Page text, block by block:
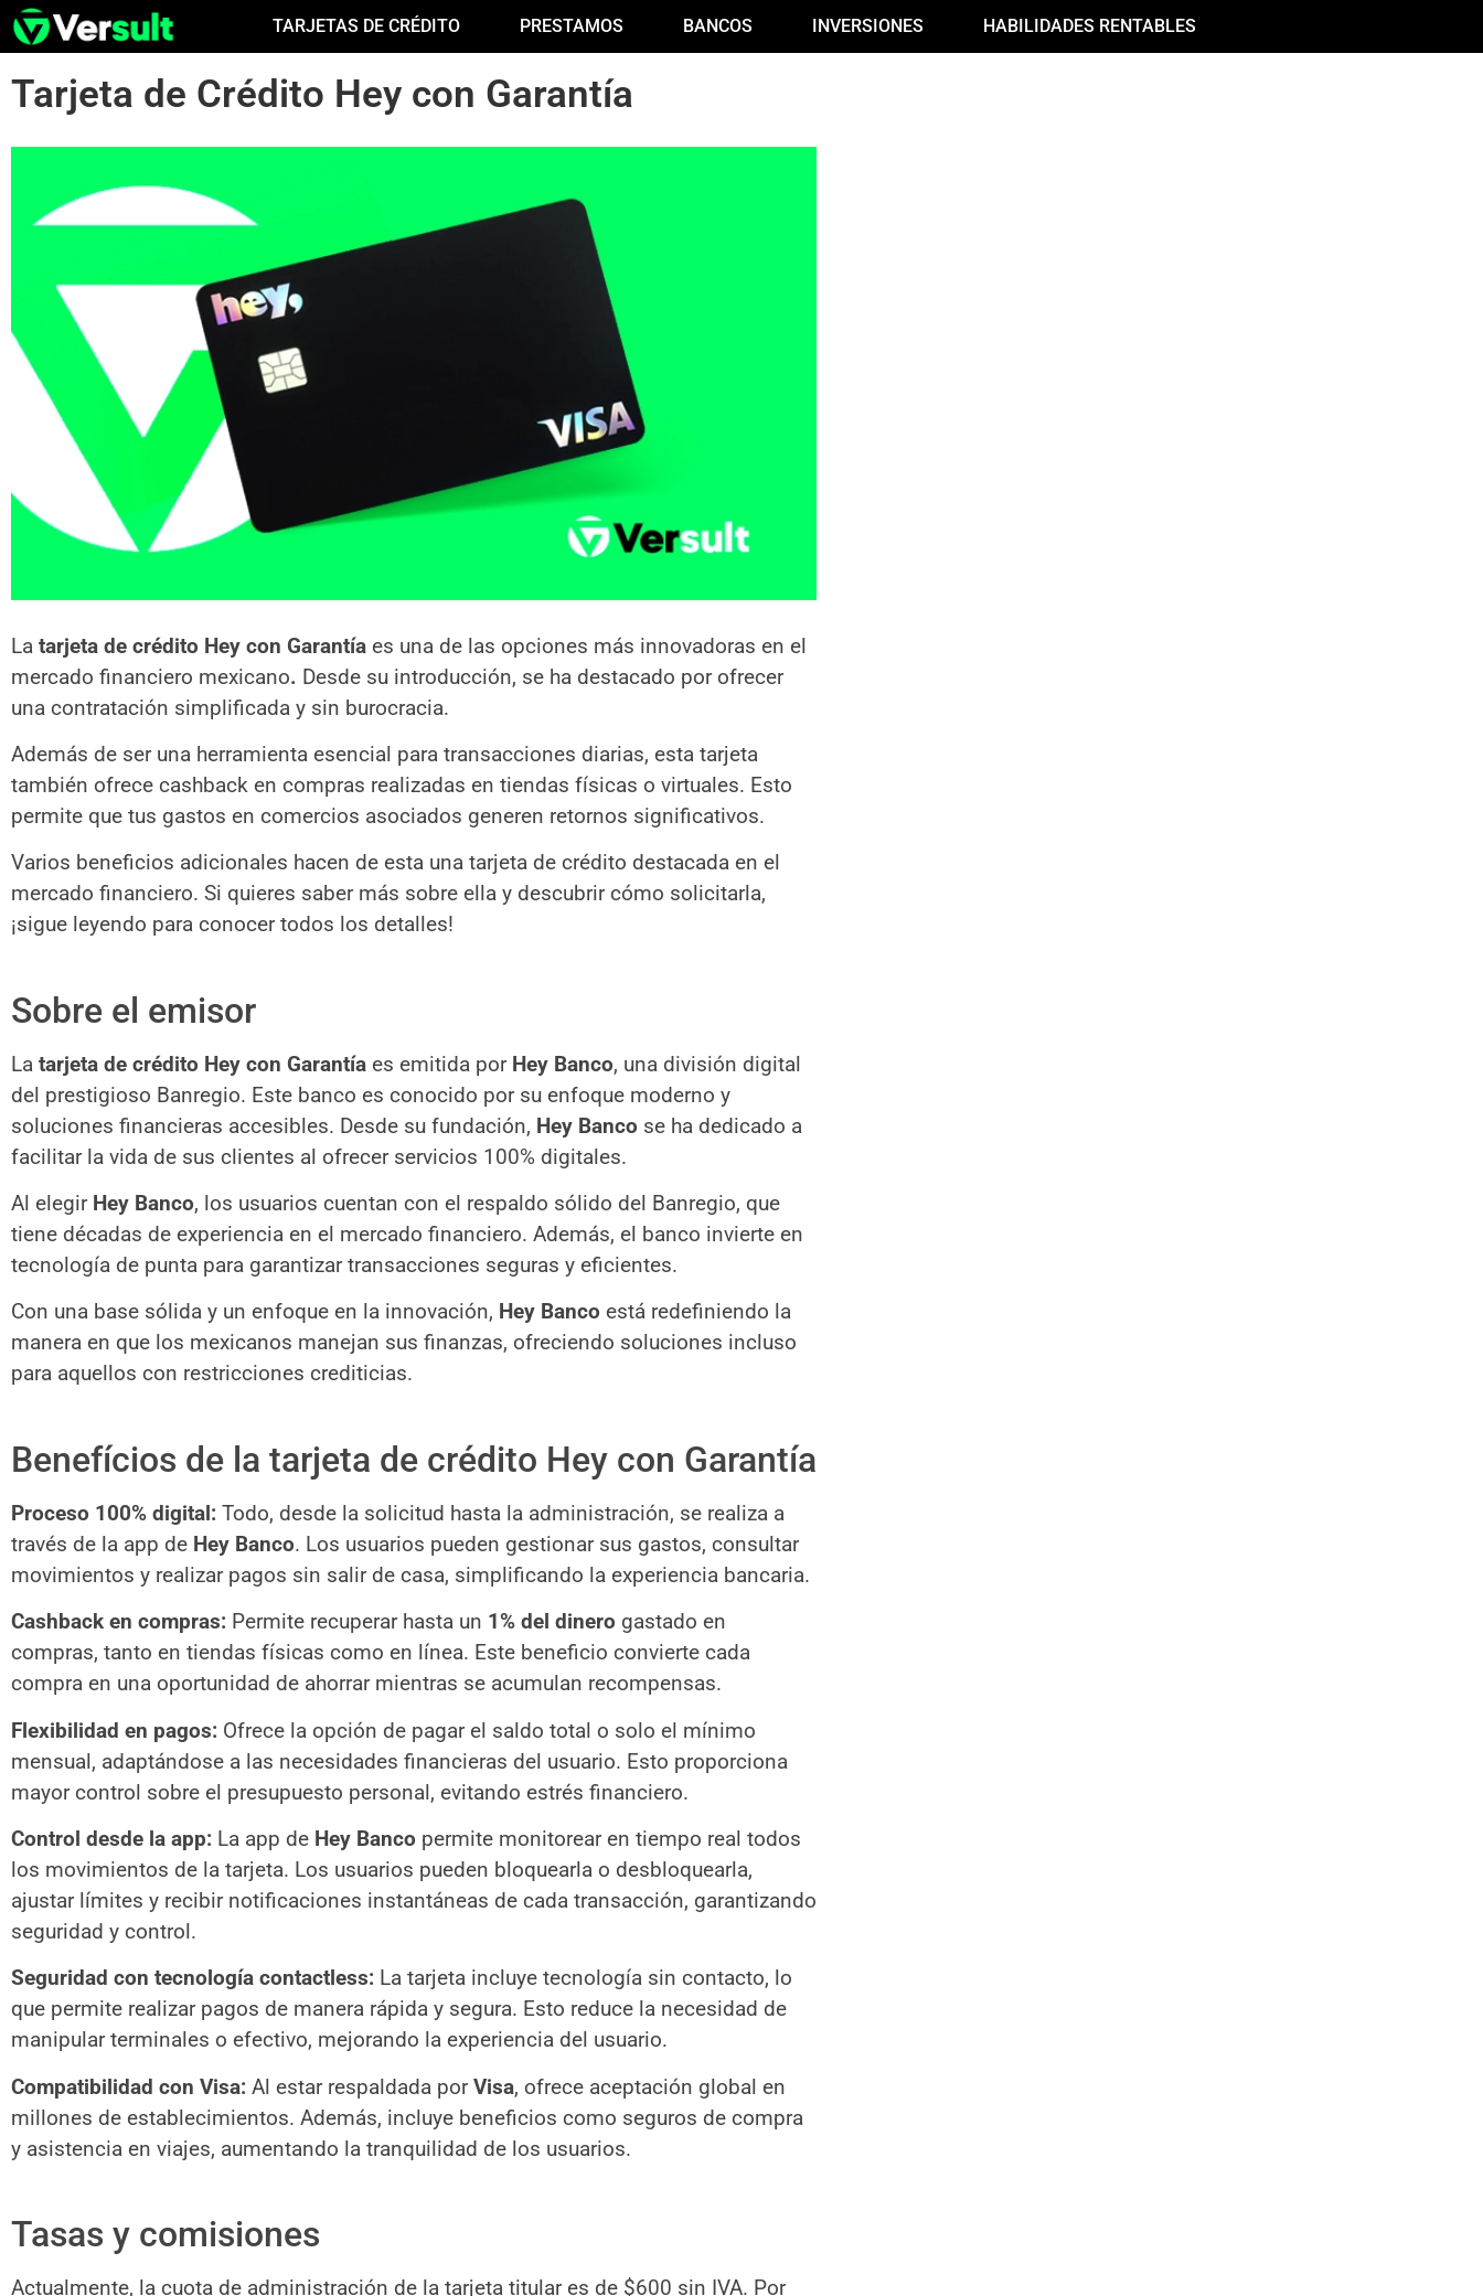
TARJETAS DE CRÉDITO PRESTAMOS BANCOS INVERSIONES HABILIDADES RENTABLES
Tarjeta de Crédito Hey con Garantía
La tarjeta de crédito Hey con Garantía es una de las opciones más innovadoras en el
mercado financiero mexicano. Desde su introducción, se ha destacado por ofrecer
una contratación simplificada y sin burocracia.
Además de ser una herramienta esencial para transacciones diarias, esta tarjeta
también ofrece cashback en compras realizadas en tiendas físicas o virtuales. Esto
permite que tus gastos en comercios asociados generen retornos significativos.
Varios beneficios adicionales hacen de esta una tarjeta de crédito destacada en el
mercado financiero. Si quieres saber más sobre ella y descubrir cómo solicitarla,
¡sigue leyendo para conocer todos los detalles!
Sobre el emisor
La tarjeta de crédito Hey con Garantía es emitida por Hey Banco, una división digital
del prestigioso Banregio. Este banco es conocido por su enfoque moderno y
soluciones financieras accesibles. Desde su fundación, Hey Banco se ha dedicado a
facilitar la vida de sus clientes al ofrecer servicios 100% digitales.
Al elegir Hey Banco, los usuarios cuentan con el respaldo sólido del Banregio, que
tiene décadas de experiencia en el mercado financiero. Además, el banco invierte en
tecnología de punta para garantizar transacciones seguras y eficientes.
Con una base sólida y un enfoque en la innovación, Hey Banco está redefiniendo la
manera en que los mexicanos manejan sus finanzas, ofreciendo soluciones incluso
para aquellos con restricciones crediticias.
Benefícios de la tarjeta de crédito Hey con Garantía
Proceso 100% digital: Todo, desde la solicitud hasta la administración, se realiza a
través de la app de Hey Banco. Los usuarios pueden gestionar sus gastos, consultar
movimientos y realizar pagos sin salir de casa, simplificando la experiencia bancaria.
Cashback en compras: Permite recuperar hasta un 1% del dinero gastado en
compras, tanto en tiendas físicas como en línea. Este beneficio convierte cada
compra en una oportunidad de ahorrar mientras se acumulan recompensas.
Flexibilidad en pagos: Ofrece la opción de pagar el saldo total o solo el mínimo
mensual, adaptándose a las necesidades financieras del usuario. Esto proporciona
mayor control sobre el presupuesto personal, evitando estrés financiero.
Control desde la app: La app de Hey Banco permite monitorear en tiempo real todos
los movimientos de la tarjeta. Los usuarios pueden bloquearla o desbloquearla,
ajustar límites y recibir notificaciones instantáneas de cada transacción, garantizando
seguridad y control.
Seguridad con tecnología contactless: La tarjeta incluye tecnología sin contacto, lo
que permite realizar pagos de manera rápida y segura. Esto reduce la necesidad de
manipular terminales o efectivo, mejorando la experiencia del usuario.
Compatibilidad con Visa: Al estar respaldada porVisa, ofrece aceptación global en
millones de establecimientos. Además, incluye beneficios como seguros de compra
y asistencia en viajes, aumentando la tranquilidad de los usuarios.
Tasas y comisiones
Actualmente, la cuota de administración de la tarjeta titular es de $600 sin IVA. Por